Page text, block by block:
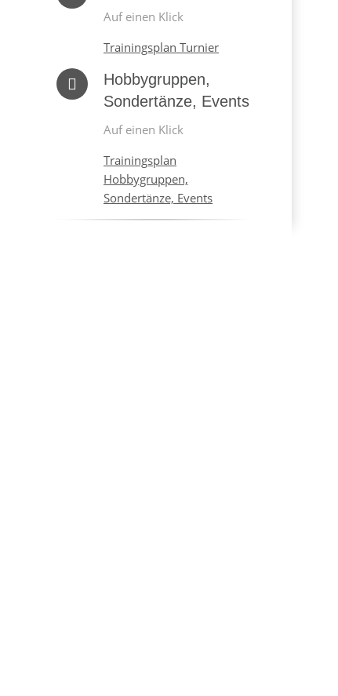
Auf einen Klick
Trainingsplan Turnier
Hobbygruppen,
Sondertänze, Events
Auf einen Klick
Trainingsplan
Hobbygruppen,
Sondertänze, Events